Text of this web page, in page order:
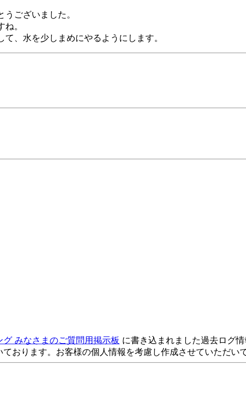
ございました。
。
、水を少しまめにやるようにします。
グ みなさまのご質問用掲示板 に書き込まれました過去ログ
おります。お客様の個人情報を考慮し作成させていただい